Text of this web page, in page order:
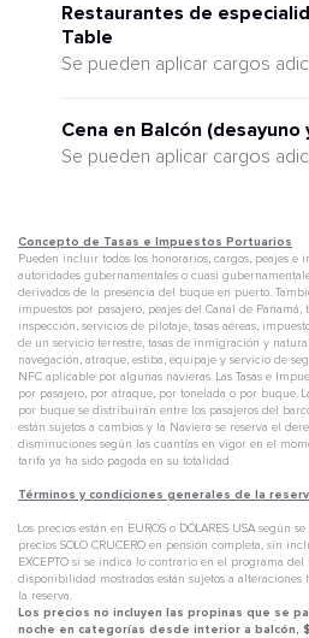
Restaurantes de
Table
Se pueden aplicar cargos
Cena en Balcón
Se pueden aplicar cargos
Concepto de Tasas e Impuestos Portuarios
Pueden incluir todos los honorarios, cargos, peajes e
autoridades gubernamentales o cuasi
derivados de la presencia del buque en puerto.
impuestos por pasajero, peajes del Canal de Panamá,
inspección, servicios de pilotaje, tasas aéreas,
de un servicio terrestre, tasas de inmigración y
navegación, atraque, estiba, equipaje y servicio de
NFC aplicable por algunas navieras. Las Tasas e
por pasajero, por atraque, por tonelada o por buque.
por buque se distribuirán entre los pasajeros del
están sujetos a cambios y la Naviera se reserva el
disminuciones según las cuantías en vigor en el
tarifa ya ha sido pagada en su totalidad.
Términos y condiciones generales de la
Los precios están en EUROS o DÓLARES USA según
precios SOLO CRUCERO en pensión completa, sin
EXCEPTO si se indica lo contrario en el programa del
disponibilidad mostrados están sujetos a
la reserva.
Los precios no incluyen las propinas que se
noche en categorías desde interior a balcón,